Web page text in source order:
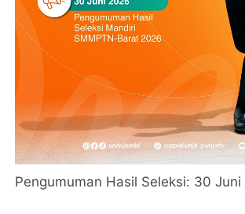
Pengumuman Hasil Seleksi: 30